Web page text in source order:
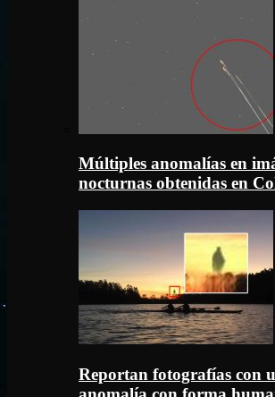
Múltiples anomalías en
nocturnas obtenidas en
Reportan fotografías con